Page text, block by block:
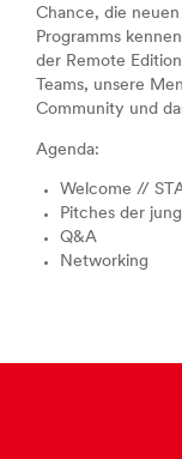
Chance, die
Programms
der Remote
Teams, unsere
Community und
Agenda:
Welcome //
Pitches der
Q&A
Networking